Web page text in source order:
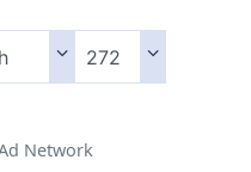
Network